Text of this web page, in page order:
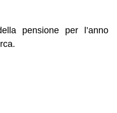
pensione per l’anno